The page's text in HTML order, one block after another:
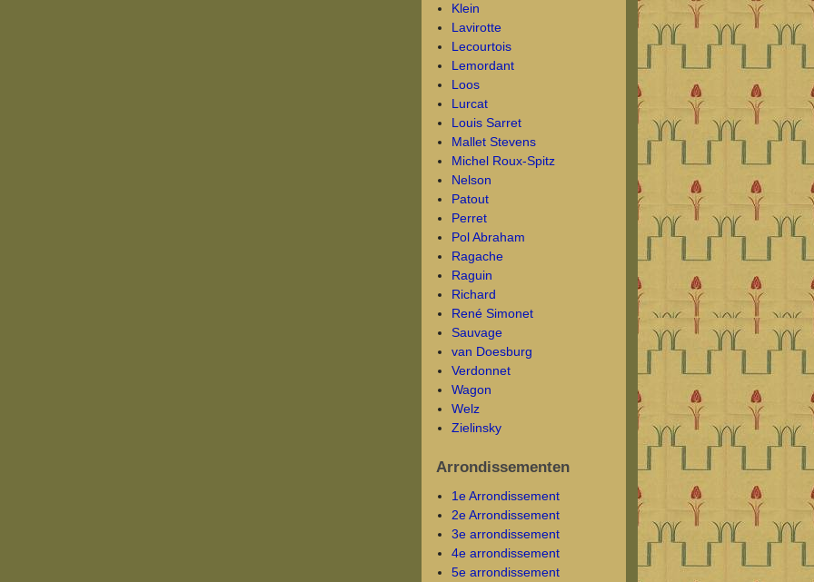
Klein
Lavirotte
Lecourtois
Lemordant
Loos
Lurcat
Louis Sarret
Mallet Stevens
Michel Roux-Spitz
Nelson
Patout
Perret
Pol Abraham
Ragache
Raguin
Richard
René Simonet
Sauvage
van Doesburg
Verdonnet
Wagon
Welz
Zielinsky
Arrondissementen
1e Arrondissement
2e Arrondissement
3e arrondissement
4e arrondissement
5e arrondissement